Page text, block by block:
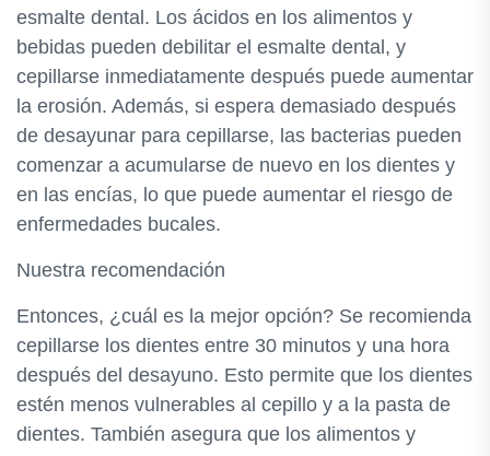
esmalte dental. Los ácidos en los alimentos y
bebidas pueden debilitar el esmalte dental, y
cepillarse inmediatamente después puede aumentar
la erosión. Además, si espera demasiado después
de desayunar para cepillarse, las bacterias pueden
comenzar a acumularse de nuevo en los dientes y
en las encías, lo que puede aumentar el riesgo de
enfermedades bucales.
Nuestra recomendación
Entonces, ¿cuál es la mejor opción? Se recomienda
cepillarse los dientes entre 30 minutos y una hora
después del desayuno. Esto permite que los dientes
estén menos vulnerables al cepillo y a la pasta de
dientes. También asegura que los alimentos y